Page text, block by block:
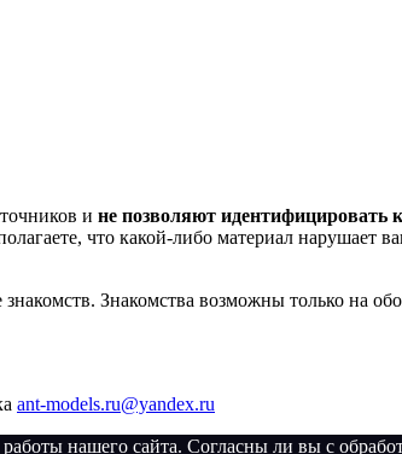
и не позволяют идентифицировать
что какой-либо материал нарушает
Знакомства возможны только на
ant-models.ru@yandex.ru
нашего сайта. Согласны ли вы с